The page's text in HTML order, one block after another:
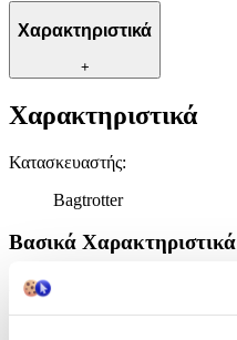
Χαρακτηριστικά
+
Χαρακτηριστικά
Κατασκευαστής:
Bagtrotter
Βασικά Χαρακτηριστικά
Χρώμα